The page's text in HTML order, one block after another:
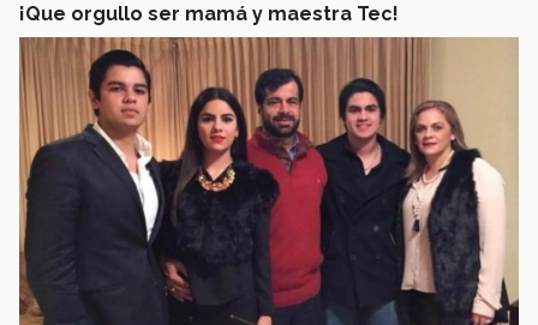
¡Que orgullo ser mamá y maestra Tec!